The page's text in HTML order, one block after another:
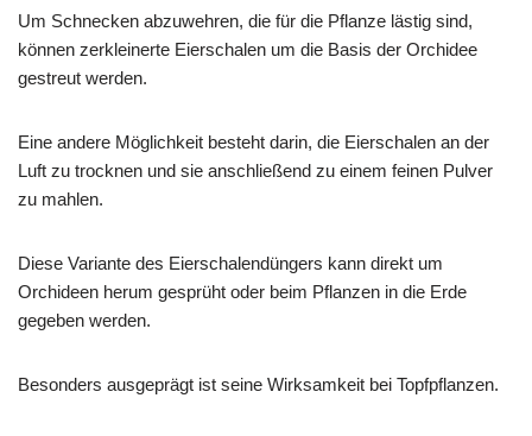
Um Schnecken abzuwehren, die für die Pflanze lästig sind,
können zerkleinerte Eierschalen um die Basis der Orchidee
gestreut werden.
Eine andere Möglichkeit besteht darin, die Eierschalen an der
Luft zu trocknen und sie anschließend zu einem feinen Pulver
zu mahlen.
Diese Variante des Eierschalendüngers kann direkt um
Orchideen herum gesprüht oder beim Pflanzen in die Erde
gegeben werden.
Besonders ausgeprägt ist seine Wirksamkeit bei Topfpflanzen.